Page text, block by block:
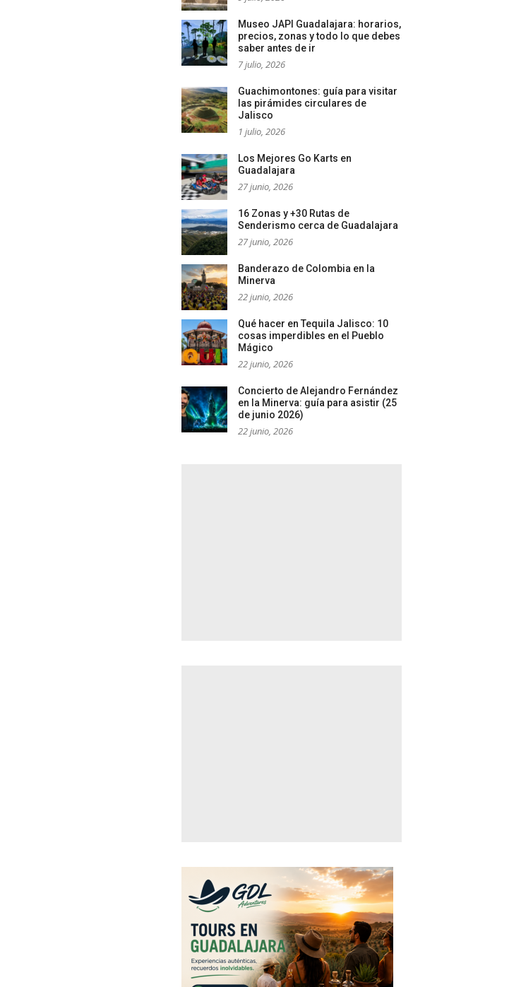
Museo JAPI Guadalajara: horarios,
precios, zonas y todo lo que debes
saber antes de ir
7 julio, 2026
Guachimontones: guía para visitar
las pirámides circulares de
Jalisco
1 julio, 2026
Los Mejores Go Karts en
Guadalajara
27 junio, 2026
16 Zonas y +30 Rutas de
Senderismo cerca de Guadalajara
27 junio, 2026
Banderazo de Colombia en la
Minerva
22 junio, 2026
Qué hacer en Tequila Jalisco: 10
cosas imperdibles en el Pueblo
Mágico
22 junio, 2026
Concierto de Alejandro Fernández
en la Minerva: guía para asistir (25
de junio 2026)
22 junio, 2026